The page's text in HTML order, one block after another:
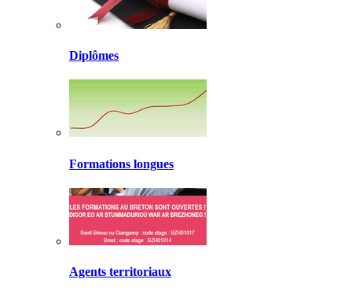
Diplômes
Formations longues
Agents territoriaux